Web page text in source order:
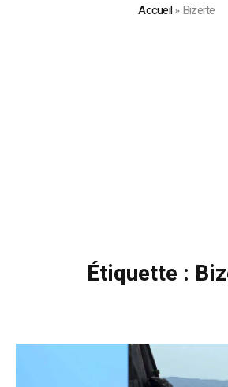
Accueil»Bizerte
Étiquette :